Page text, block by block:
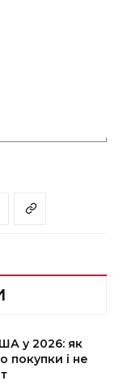
у 2026: як
покупки і не